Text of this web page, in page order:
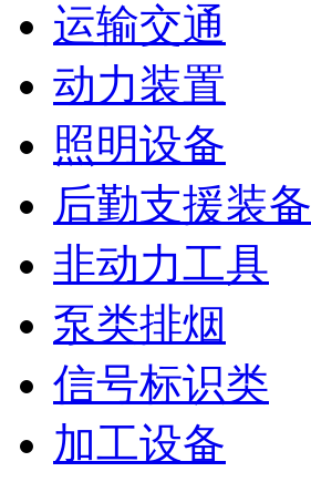
运输交通
动力装置
照明设备
后勤支援装备
非动力工具
泵类排烟
信号标识类
加工设备